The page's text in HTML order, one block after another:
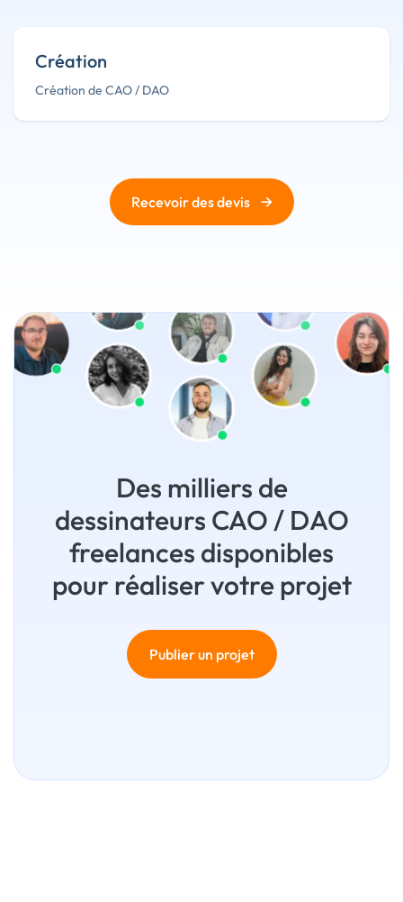
Création
Création de CAO / DAO
Recevoir des devis →
Des milliers de
dessinateurs CAO / DAO
freelances disponibles
pour réaliser votre projet
Publier un projet